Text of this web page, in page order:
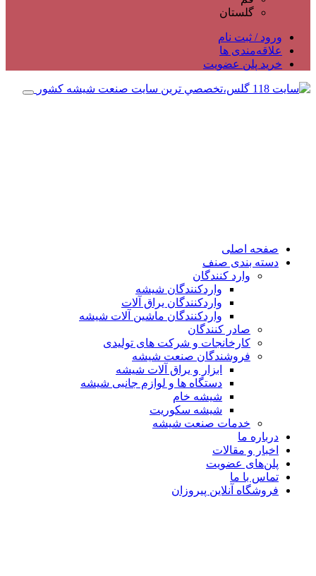
گلستان
ورود / ثبت نام
علاقه‌مندی ها
خرید پلن عضویت
صفحه اصلی
دسته بندی صنف
وارد کنندگان
واردکنندگان شیشه
واردکنندگان یراق آلات
واردکنندگان ماشین آلات شیشه
صادر کنندگان
کارخانجات و شرکت های تولیدی
فروشندگان صنعت شیشه
ابزار و یراق آلات شیشه
دستگاه ها و لوازم جانبی شیشه
شیشه خام
شیشه سکوریت
خدمات صنعت شیشه
درباره ما
اخبار و مقالات
پلن‌های عضویت
تماس با ما
فروشگاه آنلاین پیروزان